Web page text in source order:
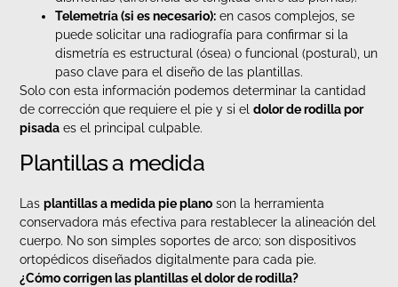
Telemetría (si es necesario): en casos complejos, se
puede solicitar una radiografía para confirmar si la
dismetría es estructural (ósea) o funcional (postural), un
paso clave para el diseño de las plantillas.
Solo con esta información podemos determinar la cantidad
de corrección que requiere el pie y si eldolor de rodilla por
pisada es el principal culpable.
Plantillas a medida
Lasplantillas a medida pie plano son la herramienta
conservadora más efectiva para restablecer la alineación del
cuerpo. No son simples soportes de arco; son dispositivos
ortopédicos diseñados digitalmente para cada pie.
¿Cómo corrigen las plantillas el dolor de rodilla?